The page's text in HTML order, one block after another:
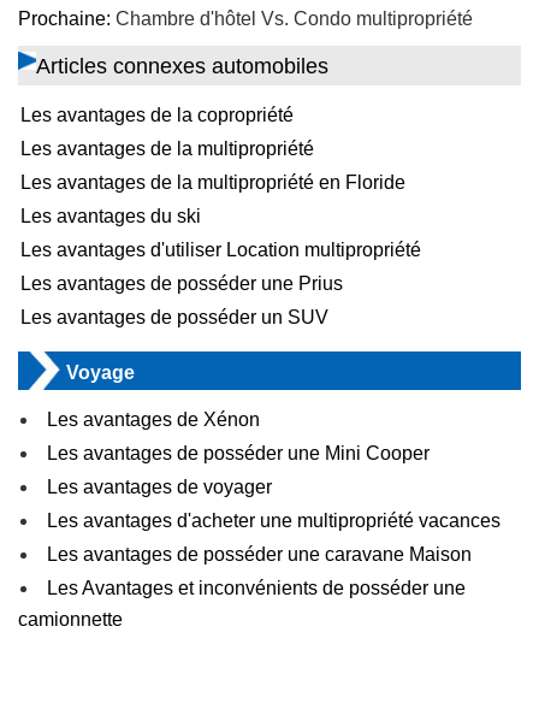
Prochaine: Chambre d'hôtel Vs. Condo multipropriété
Articles connexes automobiles
Les avantages de la copropriété
Les avantages de la multipropriété
Les avantages de la multipropriété en Floride
Les avantages du ski
Les avantages d'utiliser Location multipropriété
Les avantages de posséder une Prius
Les avantages de posséder un SUV
Voyage
Les avantages de Xénon
Les avantages de posséder une Mini Cooper
Les avantages de voyager
Les avantages d'acheter une multipropriété vacances
Les avantages de posséder une caravane Maison
Les Avantages et inconvénients de posséder une
camionnette